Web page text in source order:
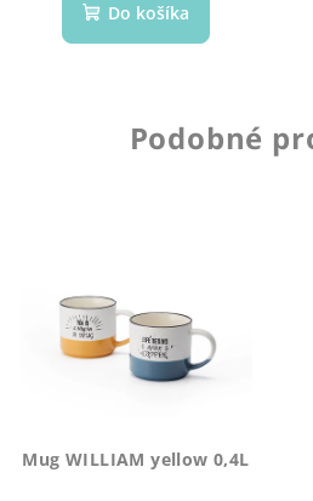
Do košíka
Podobné
Mug WILLIAM yellow 0,4L